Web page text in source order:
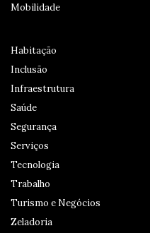
Mobilidade
Habitação
Inclusão
Infraestrutura
Saúde
Segurança
Serviços
Tecnologia
Trabalho
Turismo e Negócios
Zeladoria